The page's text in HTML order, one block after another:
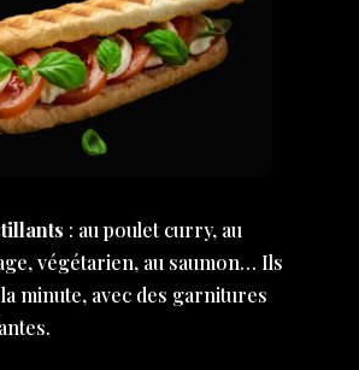
: au poulet curry, au
végétarien, au saumon… Ils
minute, avec des garnitures